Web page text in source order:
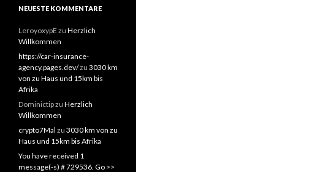
NEUESTE KOMMENTARE
LeroyoxypE zu Herzlich
Willkommen
https://car-insurance-
agency.pages.dev/zu 3030 km
von zu Haus und 15km bis
Afrika
Dominictipzu Herzlich
Willkommen
crypto7Mal zu 3030 km von zu
Haus und 15km bis Afrika
You have received 1
message(-s) # 729536. Go >>